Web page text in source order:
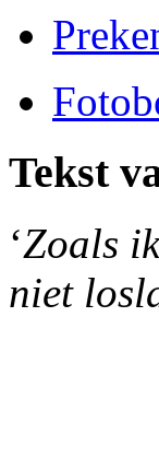
Tekst
‘Zoals
niet